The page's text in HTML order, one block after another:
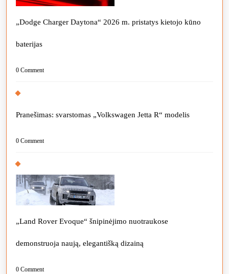
„Dodge Charger Daytona“ 2026 m. pristatys kietojo kūno
baterijas
0 Comment
Pranešimas: svarstomas „Volkswagen Jetta R“ modelis
0 Comment
„Land Rover Evoque“ šnipinėjimo nuotraukose
demonstruoja naują, elegantišką dizainą
0 Comment